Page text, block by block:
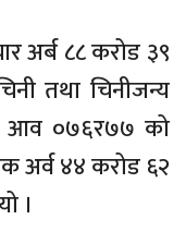
अर्ब ८८ करोड ३९
तथा चिनीजन्य
आव ०७६र७७ को
अर्व ४४ करोड ६२
।